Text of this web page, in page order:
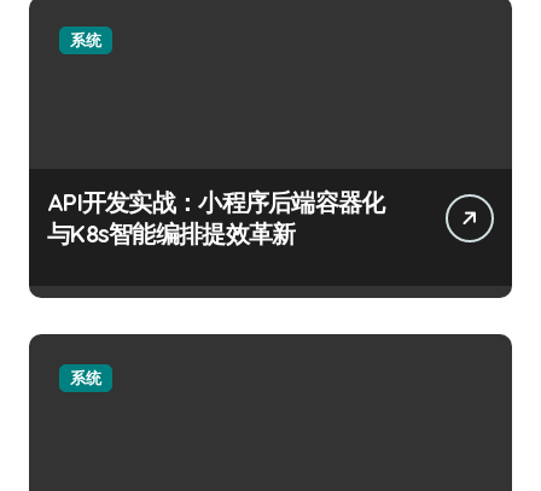
系统
API开发实战：小程序后端容器化
与K8s智能编排提效革新
系统